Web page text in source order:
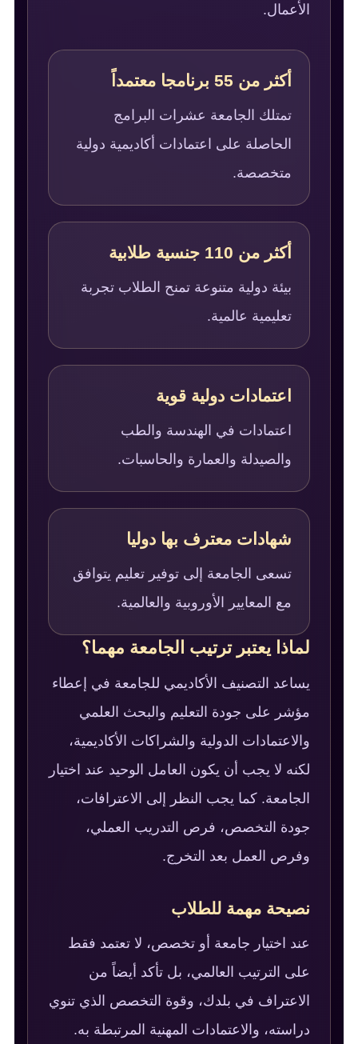
الأعمال.
أكثر من 55 برنامجا معتمداً
تمتلك الجامعة عشرات البرامج
الحاصلة على اعتمادات أكاديمية دولية
متخصصة.
أكثر من 110 جنسية طلابية
بيئة دولية متنوعة تمنح الطلاب تجربة
تعليمية عالمية.
اعتمادات دولية قوية
اعتمادات في الهندسة والطب
والصيدلة والعمارة والحاسبات.
شهادات معترف بها دوليا
تسعى الجامعة إلى توفير تعليم يتوافق
مع المعايير الأوروبية والعالمية.
لماذا يعتبر ترتيب الجامعة مهما؟
يساعد التصنيف الأكاديمي للجامعة في إعطاء
مؤشر على جودة التعليم والبحث العلمي
والاعتمادات الدولية والشراكات الأكاديمية،
لكنه لا يجب أن يكون العامل الوحيد عند اختيار
الجامعة. كما يجب النظر إلى الاعترافات،
جودة التخصص، فرص التدريب العملي،
وفرص العمل بعد التخرج.
نصيحة مهمة للطلاب
عند اختيار جامعة أو تخصص، لا تعتمد فقط
على الترتيب العالمي، بل تأكد أيضاً من
الاعتراف في بلدك، وقوة التخصص الذي تنوي
دراسته، والاعتمادات المهنية المرتبطة به.